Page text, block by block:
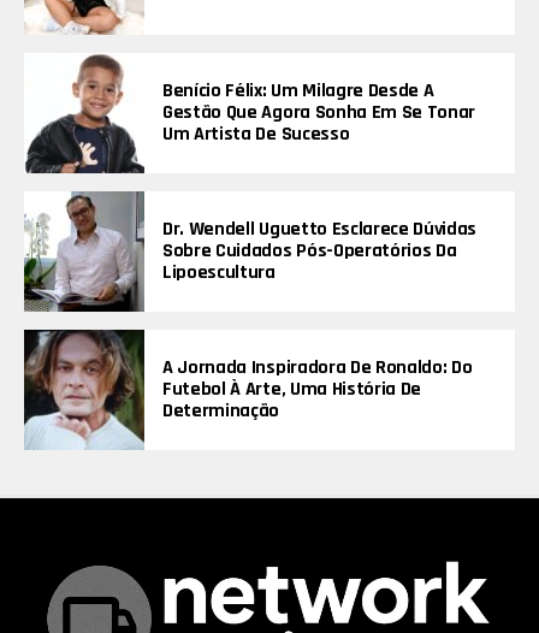
Benício Félix: Um Milagre Desde A
Gestão Que Agora Sonha Em Se Tonar
Um Artista De Sucesso
Dr. Wendell Uguetto Esclarece Dúvidas
Sobre Cuidados Pós-Operatórios Da
Lipoescultura
A Jornada Inspiradora De Ronaldo: Do
Futebol À Arte, Uma História De
Determinação